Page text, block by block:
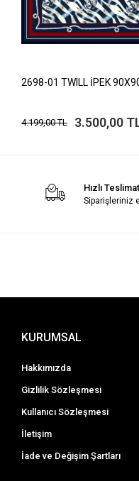
2698-01 TWILL İPEK
4.199,00 TL 3.500,00
Hızlı Teslimat
Siparişleriniz
KURUMSAL
Hakkımızda
Gizlilik Sözleşmesi
Kullanıcı Sözleşmesi
İletişim
İade ve Değişim Şartları